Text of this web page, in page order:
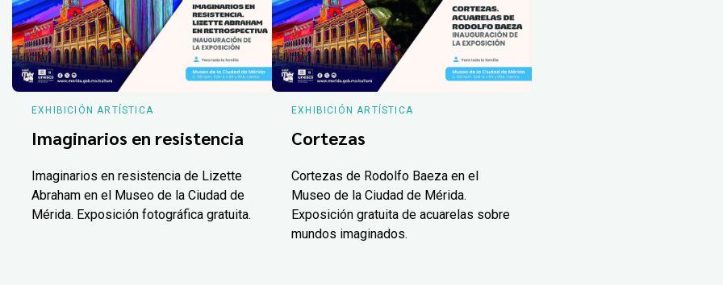
EXHIBICIÓN ARTÍSTICA
Imaginarios en resistencia
Imaginarios en resistencia de Lizette
Abraham en el Museo de la Ciudad de
Mérida. Exposición fotográfica gratuita.
EXHIBICIÓN ARTÍSTICA
Cortezas
Cortezas de Rodolfo Baeza en el
Museo de la Ciudad de Mérida.
Exposición gratuita de acuarelas sobre
mundos imaginados.